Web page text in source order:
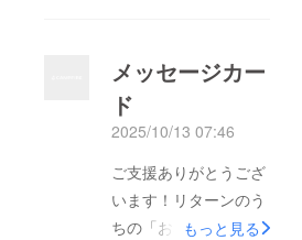
面白素材が撮れまし
た。ここから編集に入
ります。１２月にはク
ラファン特典の先行公
開ができると思いま
す。どうぞお楽しみ
メッセージカー
ド
2025/10/13 07:46
ご支援ありがとうござ
います！リターンのう
ちの「お名前入りメッ
もっと見る